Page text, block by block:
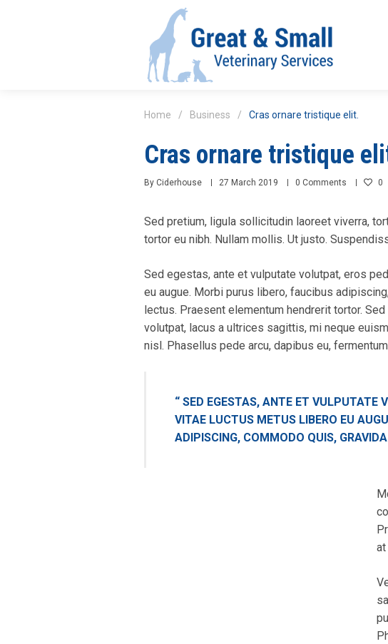
Home / Business / Cras ornare tristique elit.
Cras ornare tristique
By Ciderhouse 27 March 2019 0 Comments 0
Sed pretium, ligula sollicitudin laoreet viverra,
tortor eu nibh. Nullam mollis. Ut justo.
Sed egestas, ante et vulputate volutpat, eros
eu augue. Morbi purus libero, faucibus
lectus. Praesent elementum hendrerit tortor.
volutpat, lacus a ultrices sagittis, mi neque
nisl. Phasellus pede arcu, dapibus eu,
“ SED EGESTAS, ANTE ET VULPUTATE
VITAE LUCTUS METUS LIBERO EU
ADIPISCING, COMMODO QUIS, GRAVIDA